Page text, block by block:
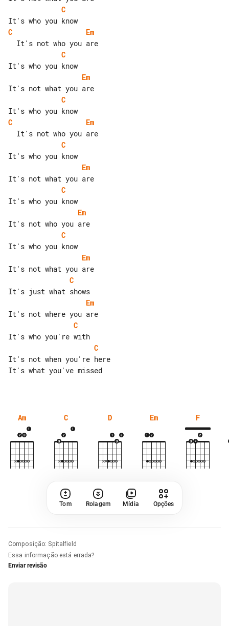
C
C
Em
C
Em
C
C
Em
C
Em
C
Em
C
Em
C
Em
C
C
It's not when you're here
It's what you've missed
Am C D Em F
Tom Rolagem Mídia Opções
Composição: Spitalfield
Essa informação está errada?
Enviar revisão